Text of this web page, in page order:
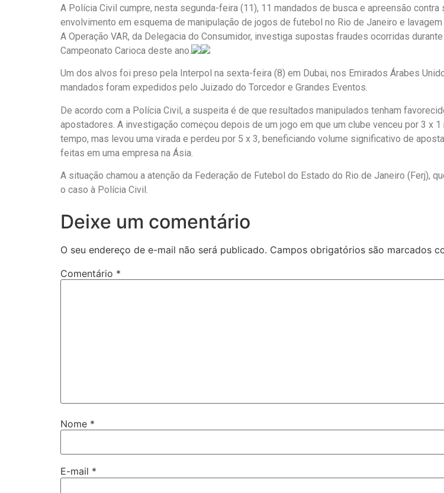
A Polícia Civil cumpre, nesta segunda-feira (11), 11 mandados de busca e apreensão
envolvimento em esquema de manipulação de jogos de futebol no Rio de Janeiro e lavagem
A Operação VAR, da Delegacia do Consumidor, investiga supostas fraudes ocorridas
Campeonato Carioca deste ano.
Um dos alvos foi preso pela Interpol na sexta-feira (8) em Dubai, nos Emirados Árabes
mandados foram expedidos pelo Juizado do Torcedor e Grandes Eventos.
De acordo com a Polícia Civil, a suspeita é de que resultados manipulados tenham
apostadores. A investigação começou depois de um jogo em que um clube venceu por 3 x 1
tempo, mas levou uma virada e perdeu por 5 x 3, beneficiando volume significativo de
feitas em uma empresa na Ásia.
A situação chamou a atenção da Federação de Futebol do Estado do Rio de Janeiro (Ferj),
o caso à Polícia Civil.
Deixe um comentário
O seu endereço de e-mail não será publicado. Campos obrigatórios são marcados
Comentário *
Nome *
E-mail *